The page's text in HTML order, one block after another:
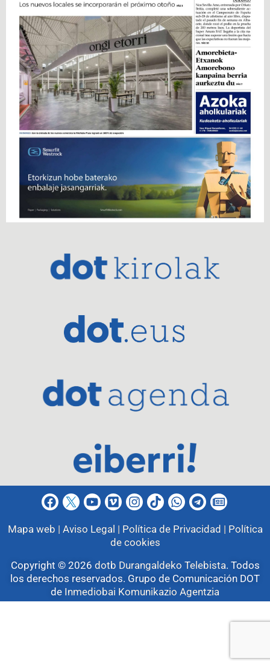
Mapa web | Aviso Legal | Política de Privacidad | Política
de cookies
Copyright © 2026 dotb Durangaldeko Telebista. Todos
los derechos reservados. Grupo de Comunicación DOT
de Inmediobai Komunikazio Agentzia